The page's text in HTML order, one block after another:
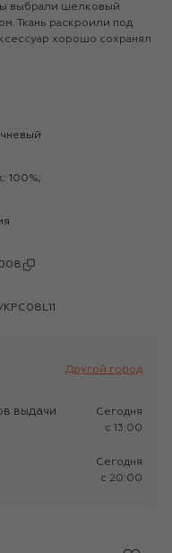
выбрали шелковый
Ткань раскроили под
хорошо сохранял
100%;
Другой город
выдачи
Сегодня
c 13:00
Сегодня
c 20:00